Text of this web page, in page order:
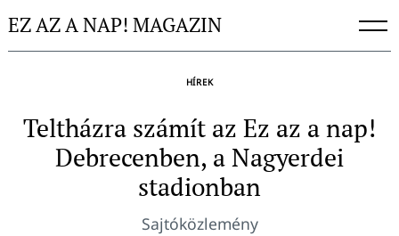
toEZ AZ A NAP! MAGAZIN
HÍREK
Teltházra számít az Ez az a nap!
Debrecenben, a Nagyerdei
stadionban
Sajtóközlemény